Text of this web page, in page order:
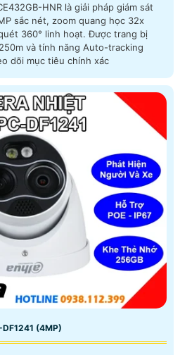
HNR là giải pháp giám sát
sắc nét, zoom quang học 32x
linh hoạt. Được trang bị
và tính năng Auto-tracking
dõi mục tiêu chính xác
(4MP)